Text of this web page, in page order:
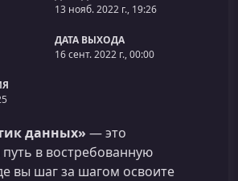
13 нояб. 2022 г., 19:26
ДАТА ВЫХОДА
16 сент. 2022 г., 00:00
данных» — это
в востребованную
вы шаг за шагом освоите